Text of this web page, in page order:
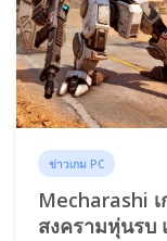
ข่าวเกม PC
Mecharashi
สงครามหุ่นรบ